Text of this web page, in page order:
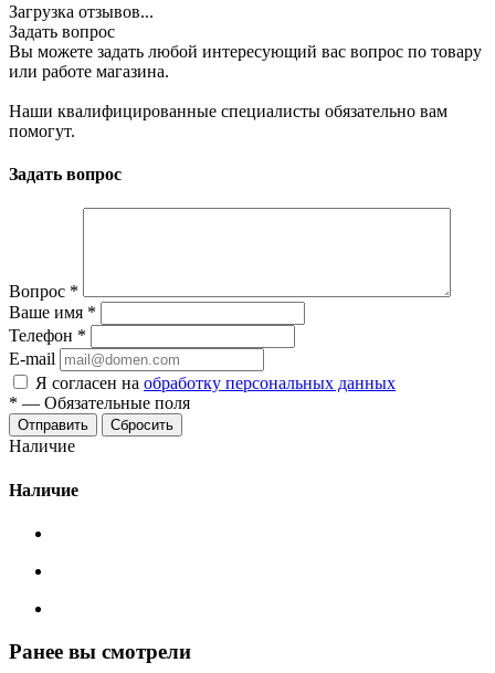
Загрузка отзывов...
Задать вопрос
Вы можете задать любой интересующий вас вопрос по товару
или работе магазина.
Наши квалифицированные специалисты обязательно вам
помогут.
Задать вопрос
Вопрос *
Ваше имя *
Телефон *
E-mail
Я согласен на обработку персональных данных
* — Обязательные поля
Сбросить
Наличие
Наличие
Ранее вы смотрели